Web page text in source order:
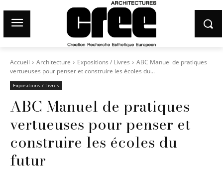
Accueil Architecture Expositions / Livres
ABC Manuel de pratiques
vertueuses pour penser et construire les écoles du...
Expositions / Livres
ABC Manuel de pratiques
vertueuses pour penser et
construire les écoles du
futur